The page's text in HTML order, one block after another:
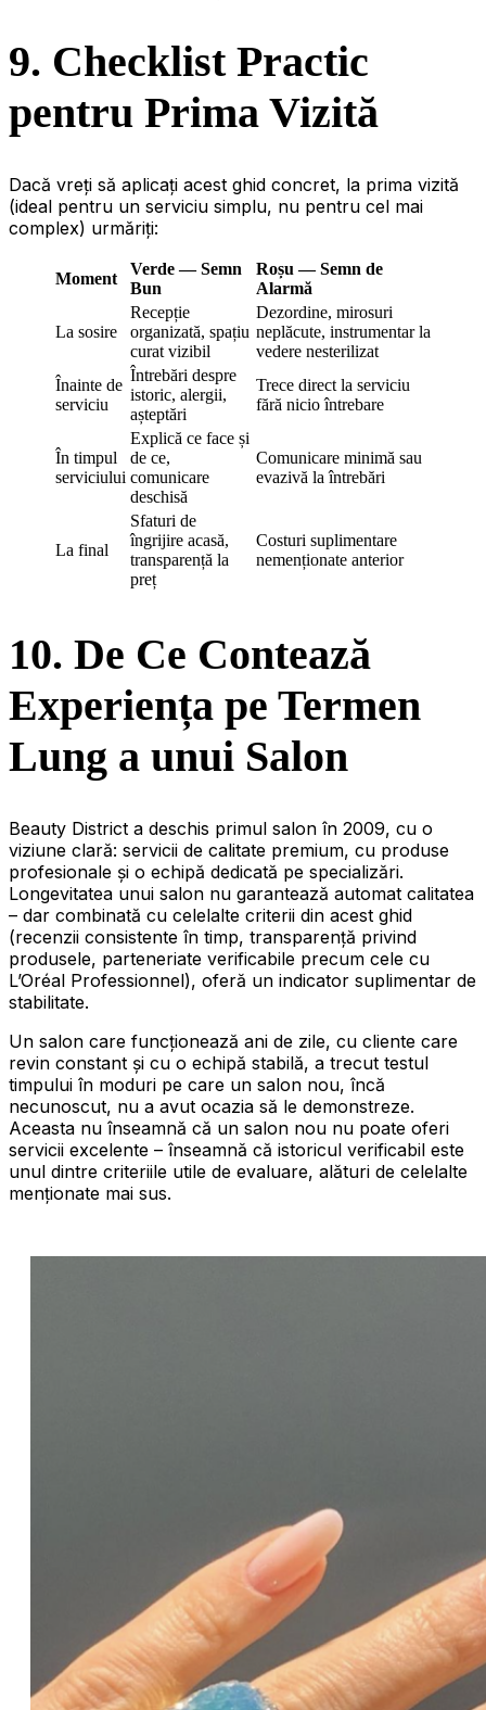
9. Checklist Practic
pentru Prima Vizită
Dacă vreți să aplicați acest ghid concret, la prima vizită
(ideal pentru un serviciu simplu, nu pentru cel mai
complex) urmăriți:
Moment
Verde — Semn
Bun
Roșu — Semn de
Alarmă
La sosire
Recepție
organizată, spațiu
curat vizibil
Dezordine, mirosuri
neplăcute, instrumentar la
vedere nesterilizat
Înainte de
serviciu
Întrebări despre
istoric, alergii,
așteptări
Trece direct la serviciu
fără nicio întrebare
În timpul
serviciului
Explică ce face și
de ce,
comunicare
deschisă
Comunicare minimă sau
evazivă la întrebări
La final
Sfaturi de
îngrijire acasă,
transparență la
preț
Costuri suplimentare
nemenționate anterior
10. De Ce Contează
Experiența pe Termen
Lung a unui Salon
Beauty District a deschis primul salon în 2009, cu o
viziune clară: servicii de calitate premium, cu produse
profesionale și o echipă dedicată pe specializări.
Longevitatea unui salon nu garantează automat calitatea
– dar combinată cu celelalte criterii din acest ghid
(recenzii consistente în timp, transparență privind
produsele, parteneriate verificabile precum cele cu
L’Oréal Professionnel), oferă un indicator suplimentar de
stabilitate.
Un salon care funcționează ani de zile, cu cliente care
revin constant și cu o echipă stabilă, a trecut testul
timpului în moduri pe care un salon nou, încă
necunoscut, nu a avut ocazia să le demonstreze.
Aceasta nu înseamnă că un salon nou nu poate oferi
servicii excelente – înseamnă că istoricul verificabil este
unul dintre criteriile utile de evaluare, alături de celelalte
menționate mai sus.